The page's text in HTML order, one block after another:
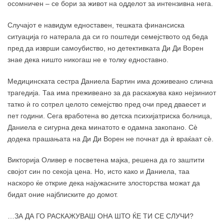
осомничен – се бори за живот на одделот за интензивна нега.
Случајот е навидум едноставен, тешката финансиска
ситуација го натерала да си го поштеди семејството од беда
пред да изврши самоубиство, но детективката Ди Ди Ворен
знае дека ништо никогаш не е толку едноставно.
Медицинската сестра Даниела Бартин има доживеано слична
трагедија. Таа има преживеано за да раскажува како нејзиниот
татко ѝ го сотрел целото семејство пред очи пред дваесет и
пет години. Сега вработена во детска психијатриска болница,
Даниела е сигурна дека минатото е одамна закопано. Сè
додека прашањата на Ди Ди Ворен не почнат да ѝ враќаат сè.
Викторија Оливер е посветена мајка, решена да го заштити
својот син по секоја цена. Но, исто како и Даниела, таа
наскоро ќе открие дека најужасните злосторства можат да
бидат оние најблиските до домот.
…ЗА ДА ГО РАСКАЖУВАШ ОНА ШТО ЌЕ ТИ СЕ СЛУЧИ?